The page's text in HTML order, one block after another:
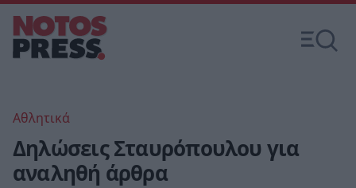
Αθλητικά
Δηλώσεις Σταυρόπουλου για
αναληθή άρθρα